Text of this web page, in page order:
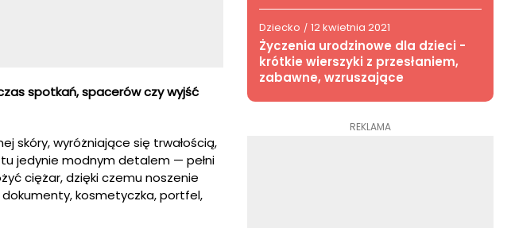
spotkań, spacerów czy wyjść
skóry, wyróżniające się trwałością,
jedynie modnym detalem — pełni
ciężar, dzięki czemu noszenie
kosmetyczka, portfel,
Dziecko / 12 kwietnia 2021
Życzenia urodzinowe dla dzieci -
krótkie wierszyki z przesłaniem,
zabawne, wzruszające
REKLAMA